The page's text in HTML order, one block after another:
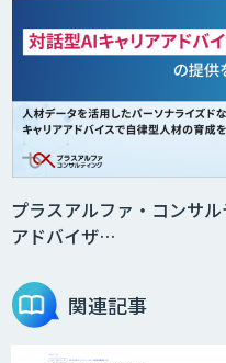
法人
2層ナ
ョン
プラスアルファ・コンサ
アドバイザ…
関連記事